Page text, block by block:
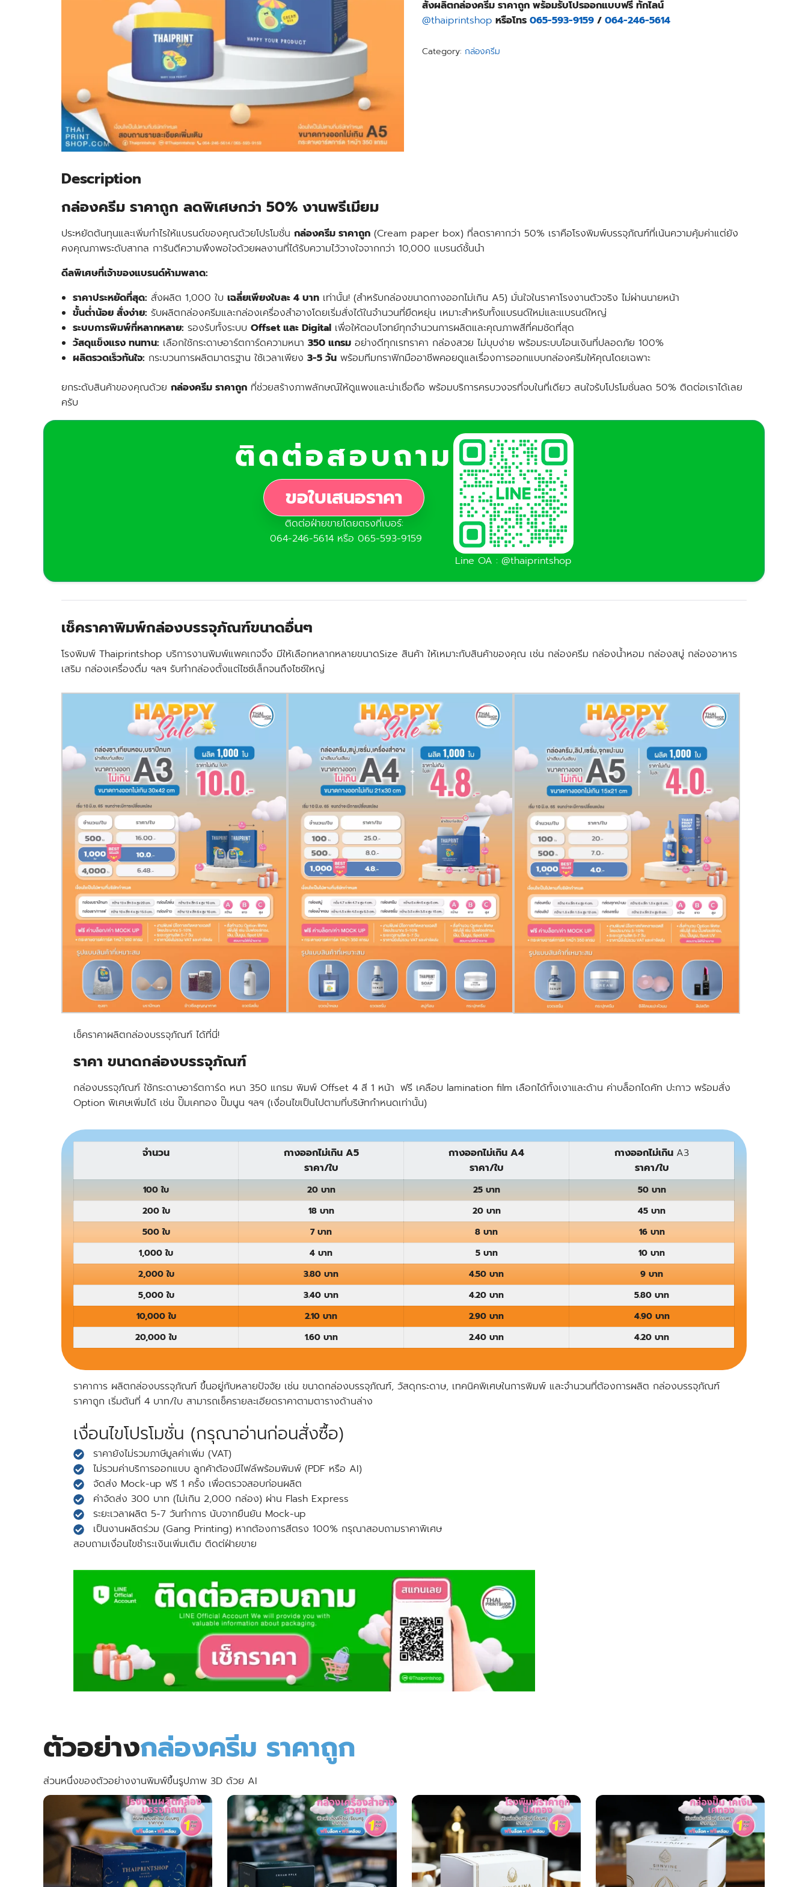
สั่งผลิตกล่องครีม ราคาถูก พร้อมรับโปรออกแบบฟรี ทักไลน์
@thaiprintshop หรือโทร 065-593-9159 / 064-246-5614
Category: กล่องครีม
Description
กล่องครีม ราคาถูก ลดพิเศษกว่า 50% งานพรีเมียม
ประหยัดต้นทุนและเพิ่มกำไรให้แบรนด์ของคุณด้วยโปรโมชั่น กล่องครีม ราคาถูก (Cream paper box) ที่ลดราคากว่า 50% เราคือโรงพิมพ์บรรจุภัณฑ์ที่เน้นความคุ้มค่าแต่ยัง
คงคุณภาพระดับสากล การันตีความพึงพอใจด้วยผลงานที่ได้รับความไว้วางใจจากกว่า 10,000 แบรนด์ชั้นนำ
ดีลพิเศษที่เจ้าของแบรนด์ห้ามพลาด:
ราคาประหยัดที่สุด: สั่งผลิต 1,000 ใบเฉลี่ยเพียงใบละ 4 บาท เท่านั้น! (สำหรับกล่องขนาดกางออกไม่เกิน A5) มั่นใจในราคาโรงงานตัวจริง ไม่ผ่านนายหน้า
ขั้นต่ำน้อย สั่งง่าย: รับผลิตกล่องครีมและกล่องเครื่องสำอางโดยเริ่มสั่งได้ในจำนวนที่ยืดหยุ่น เหมาะสำหรับทั้งแบรนด์ใหม่และแบรนด์ใหญ่
ระบบการพิมพ์ที่หลากหลาย: รองรับทั้งระบบOffset และ Digital เพื่อให้ตอบโจทย์ทุกจำนวนการผลิตและคุณภาพสีที่คมชัดที่สุด
วัสดุแข็งแรง ทนทาน: เลือกใช้กระดาษอาร์ตการ์ดความหนา350 แกรม อย่างดีทุกเรทราคา กล่องสวย ไม่บุบง่าย พร้อมระบบโอนเงินที่ปลอดภัย 100%
ผลิตรวดเร็วทันใจ: กระบวนการผลิตมาตรฐาน ใช้เวลาเพียง3-5 วัน พร้อมทีมกราฟิกมืออาชีพคอยดูแลเรื่องการออกแบบกล่องครีมให้คุณโดยเฉพาะ
ยกระดับสินค้าของคุณด้วย กล่องครีม ราคาถูก ที่ช่วยสร้างภาพลักษณ์ให้ดูแพงและน่าเชื่อถือ พร้อมบริการครบวงจรที่จบในที่เดียว สนใจรับโปรโมชั่นลด 50% ติดต่อเราได้เลย
ครับ
ติดต่อสอบถาม
ขอใบเสนอราคา
ติดต่อฝ่ายขายโดยตรงที่เบอร์:
064-246-5614 หรือ 065-593-9159
Line OA : @thaiprintshop
เช็คราคาพิมพ์กล่องบรรจุภัณฑ์ขนาดอื่นๆ
โรงพิมพ์ Thaiprintshop บริการงานพิมพ์แพคเกจจิ้ง มีให้เลือกหลากหลายขนาดSize สินค้า ให้เหมาะกับสินค้าของคุณ เช่น กล่องครีม กล่องน้ำหอม กล่องสบู่ กล่องอาหาร
เสริม กล่องเครื่องดื่ม ฯลฯ รับทำกล่องตั้งแต่ไซซ์เล็กจนถึงไซซ์ใหญ่
เช็คราคาผลิตกล่องบรรจุภัณฑ์ ได้ที่นี่!
ราคา ขนาดกล่องบรรจุภัณฑ์
กล่องบรรจุภัณฑ์ ใช้กระดาษอาร์ตการ์ด หนา 350 แกรม พิมพ์ Offset 4 สี 1 หน้า ฟรี เคลือบ lamination film เลือกได้ทั้งเงาและด้าน ค่าบล็อกไดคัท ปะกาว พร้อมสั่ง
Option พิเศษเพิ่มได้ เช่น ปั๊มเคทอง ปั๊มนูน ฯลฯ (เงื่อนไขเป็นไปตามที่บริษัทกำหนดเท่านั้น)
จำนวน
กางออกไม่เกิน A5
ราคา/ใบ
กางออกไม่เกิน A4
ราคา/ใบ
กางออกไม่เกิน A3
ราคา/ใบ
100 ใบ 20 บาท 25 บาท
50 บาท
200 ใบ
18 บาท 20 บาท
45 บาท
500 ใบ
7 บาท 8 บาท
16 บาท
1,000 ใบ
4 บาท 5 บาท
10 บาท
2,000 ใบ
3.80 บาท 4.50 บาท
9 บาท
5,000 ใบ
3.40 บาท 4.20 บาท
5.80 บาท
10,000 ใบ
2.10 บาท 2.90 บาท
4.90 บาท
20,000 ใบ
1.60 บาท 2.40 บาท 4.20 บาท
ราคาการ ผลิตกล่องบรรจุภัณฑ์ ขึ้นอยู่กับหลายปัจจัย เช่น ขนาดกล่องบรรจุภัณฑ์, วัสดุกระดาษ, เทคนิคพิเศษในการพิมพ์ และจำนวนที่ต้องการผลิต กล่องบรรจุภัณฑ์
ราคาถูก เริ่มต้นที่ 4 บาท/ใบ สามารถเช็ครายละเอียดราคาตามตารางด้านล่าง
เงื่อนไขโปรโมชั่น (กรุณาอ่านก่อนสั่งซื้อ)
ราคายังไม่รวมภาษีมูลค่าเพิ่ม (VAT)
ไม่รวมค่าบริการออกแบบ ลูกค้าต้องมีไฟล์พร้อมพิมพ์ (PDF หรือ AI)
จัดส่ง Mock-up ฟรี 1 ครั้ง เพื่อตรวจสอบก่อนผลิต
ค่าจัดส่ง 300 บาท (ไม่เกิน 2,000 กล่อง) ผ่าน Flash Express
ระยะเวลาผลิต 5-7 วันทำการ นับจากยืนยัน Mock-up
เป็นงานผลิตร่วม (Gang Printing) หากต้องการสีตรง 100% กรุณาสอบถามราคาพิเศษ
สอบถามเงื่อนไขชำระเงินเพิ่มเติม ติดต่ฝ่ายขาย
ตัวอย่างกล่องครีม ราคาถูก
ส่วนหนึ่งของตัวอย่างงานพิมพ์ขึ้นรูปภาพ 3D ด้วย AI